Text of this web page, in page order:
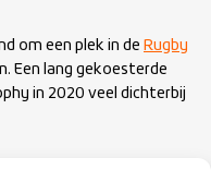
om een plek in de Rugby
Een lang gekoesterde
in 2020 veel dichterbij